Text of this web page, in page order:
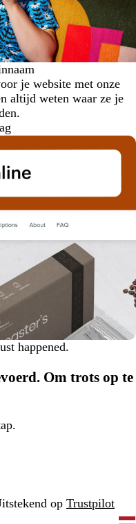
je website met onze
altijd weten waar ze je
happened.
s
t
Om trots op te
op Trustpilot